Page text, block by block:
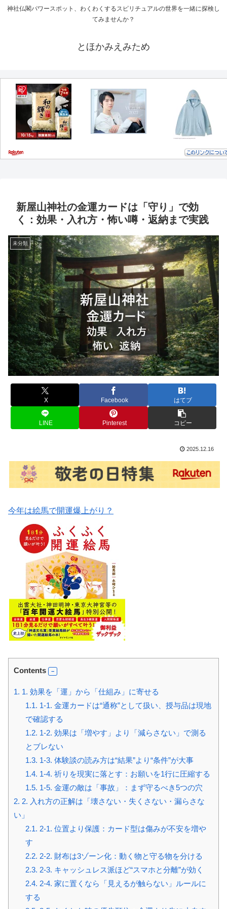
神社仏閣パワースポット、わくわくするスピリチュアルの世界を一緒に探検し
てみませんか？
とほかみえみため
新屋山神社の金運カードは「守り」で効
く：効果・入れ方・怖い噂・返納まで実践
未分類
X Facebook はてブ
LINE Pinterest コピー
2025.12.16
今年は絵馬で開運爆上がり？
Contents
1. 1. 効果を「運」から「仕組み」に寄せる
1.1. 1-1. 金運カードは“通称”として扱い、授与品は現地
で確認する
1.2. 1-2. 効果は「増やす」より「減らさない」で測る
とブレない
1.3. 1-3. 体験談の読み方は“結果”より“条件”が大事
1.4. 1-4. 祈りを現実に落とす：お願いを1行に圧縮する
1.5. 1-5. 金運の敵は「事故」：まず守るべき5つの穴
2. 2. 入れ方の正解は「壊さない・失くさない・漏らさな
い」
2.1. 2-1. 位置より保護：カード型は傷みが不安を増や
す
2.2. 2-2. 財布は3ゾーン化：動く物と守る物を分ける
2.3. 2-3. キャッシュレス派ほど“スマホと分離”が効く
2.4. 2-4. 家に置くなら「見えるが触らない」ルールに
する